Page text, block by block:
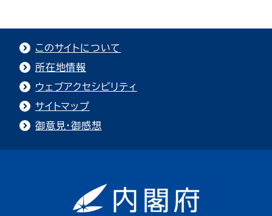
このサイトについて
所在地情報
ウェブアクセシビリティ
サイトマップ
御意見・御感想